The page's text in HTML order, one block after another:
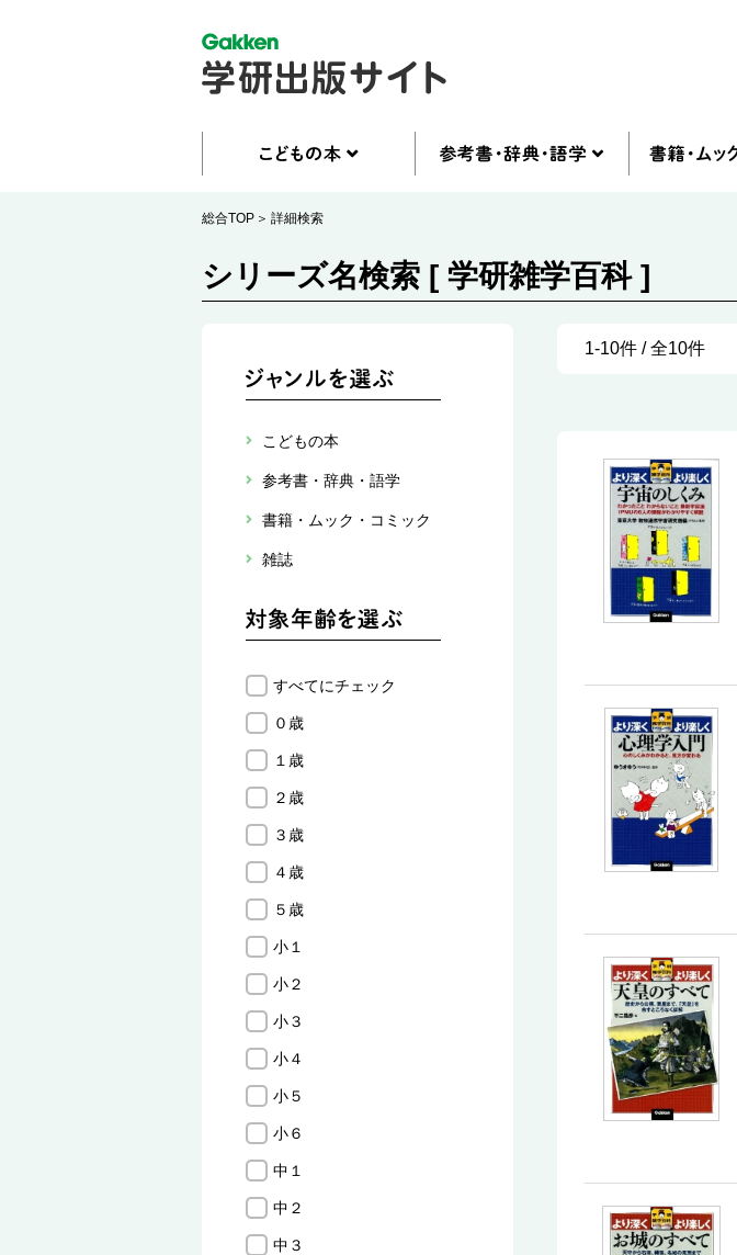
総合TOP 詳細検索
シリーズ名検索 [ 学研雑学百科 ]
こどもの本
参考書・辞典・語学
書籍・ムック・コミック
雑誌
すべてにチェック
０歳
１歳
２歳
３歳
４歳
５歳
小１
小２
小３
小４
小５
小６
中１
中２
中３
1-10件 / 全10件